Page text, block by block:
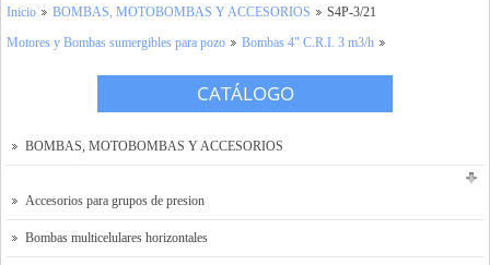
Inicio
Tienda Online
Solicitar presupuesto
Inicio
BOMBAS, MOTOBOMBAS Y ACCESORIOS
Motores y Bombas sumergibles para pozo
Bombas 4" C.R.I. 3 m3/h
S4P-3/21
CATÁLOGO
BOMBAS, MOTOBOMBAS Y ACCESORIOS
Accesorios para grupos de presion
Bombas multicelulares horizontales